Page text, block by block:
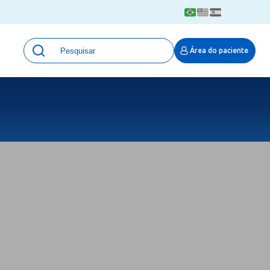
Área do paciente
Unidades
Qualidade e Segurança em saúde